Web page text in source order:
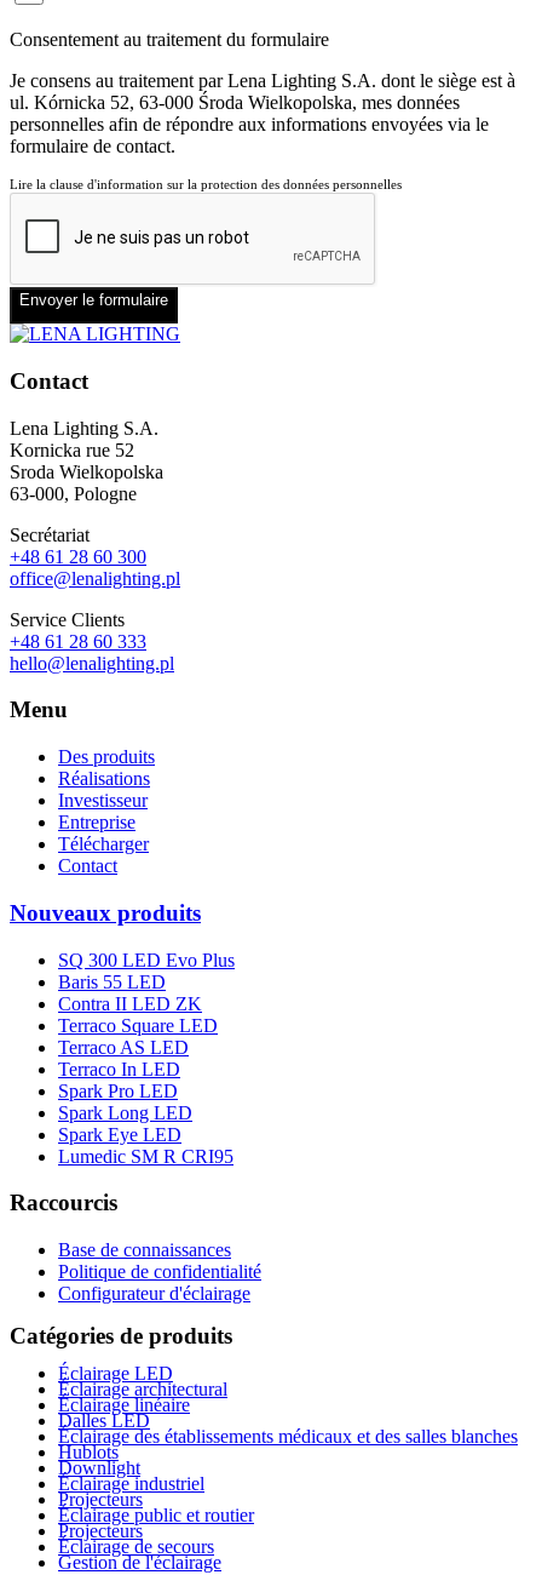
Consentement au traitement du formulaire
Je consens au traitement par Lena Lighting S.A. dont le siège est à
ul. Kórnicka 52, 63-000 Środa Wielkopolska, mes données
personnelles afin de répondre aux informations envoyées via le
formulaire de contact.
Lire la clause d'information sur la protection des données personnelles
Envoyer le formulaire
Contact
Lena Lighting S.A.
Kornicka rue 52
Sroda Wielkopolska
63-000, Pologne
Secrétariat
+48 61 28 60 300
office@lenalighting.pl
Service Clients
+48 61 28 60 333
hello@lenalighting.pl
Menu
Des produits
Réalisations
Investisseur
Entreprise
Télécharger
Contact
Nouveaux produits
SQ 300 LED Evo Plus
Baris 55 LED
Contra II LED ZK
Terraco Square LED
Terraco AS LED
Terraco In LED
Spark Pro LED
Spark Long LED
Spark Eye LED
Lumedic SM R CRI95
Raccourcis
Base de connaissances
Politique de confidentialité
Configurateur d'éclairage
Catégories de produits
Éclairage LED
Éclairage architectural
Éclairage linéaire
Dalles LED
Éclairage des établissements médicaux et des salles blanches
Hublots
Downlight
Éclairage industriel
Projecteurs
Éclairage public et routier
Projecteurs
Éclairage de secours
Gestion de l'éclairage